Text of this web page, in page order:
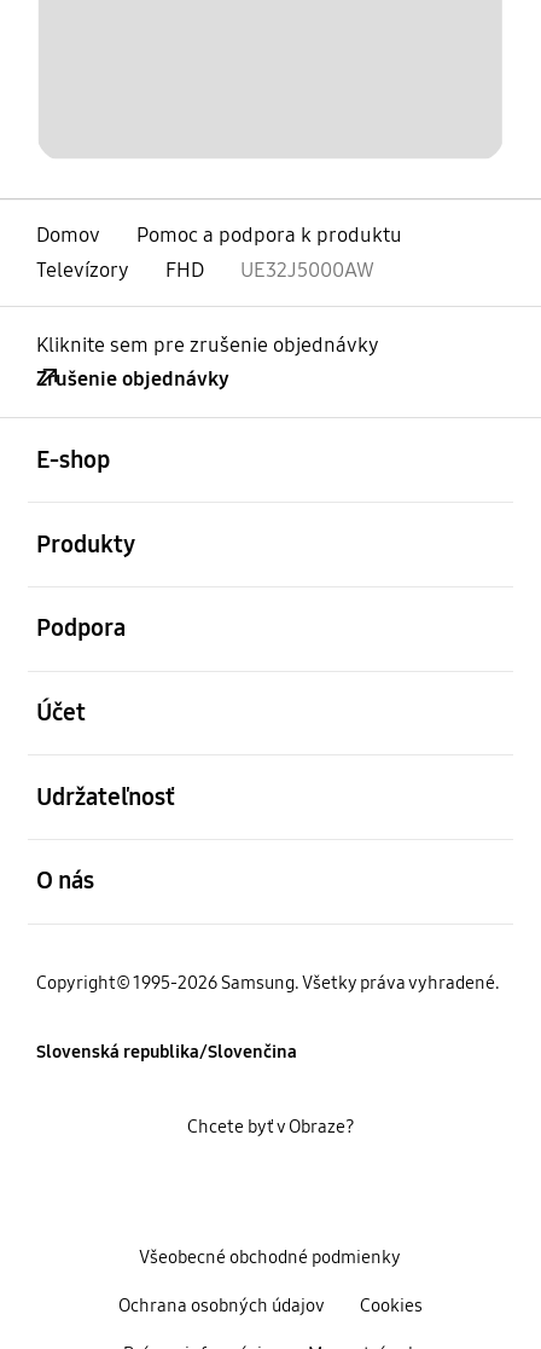
Domov
Pomoc a podpora k produktu
Televízory
FHD UE32J5000AW
Kliknite sem pre zrušenie objednávky
Zrušenie objednávky
E-shop
Produkty
Podpora
Účet
Udržateľnosť
O nás
Copyright© 1995-2026 Samsung. Všetky práva vyhradené.
Slovenská republika/Slovenčina
Všeobecné obchodné podmienky
Ochrana osobných údajov Cookies
Chcete byť v Obraze?